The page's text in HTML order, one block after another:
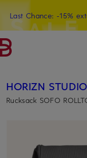
ZUM HAUPTINHALT
Last Chance: -15%
15€-
HORIZN
Rucksack SOFO